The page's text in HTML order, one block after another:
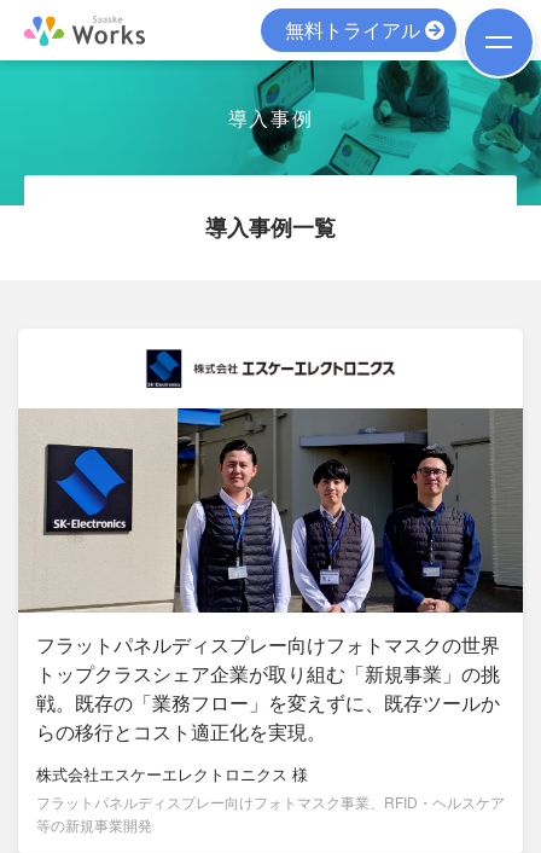
無料トライアル
導入事例
導入事例一覧
フラットパネルディスプレー向けフォトマスクの世界
トップクラスシェア企業が取り組む「新規事業」の挑
戦。既存の「業務フロー」を変えずに、既存ツールか
らの移行とコスト適正化を実現。
株式会社エスケーエレクトロニクス 様
フラットパネルディスプレー向けフォトマスク事業、RFID・ヘルスケア
等の新規事業開発